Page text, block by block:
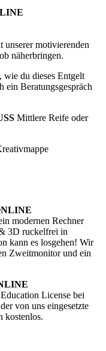
motivierenden
näherbringen.
wie du dieses Entgelt
ein Beratungsgespräch
Mittlere Reife oder
modernen Rechner
3D ruckelfrei in
kann es losgehen! Wir
Zweitmonitor und ein
License bei
von uns eingesetzte
kostenlos.